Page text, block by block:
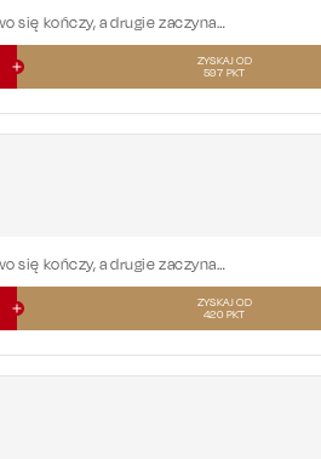
się kończy, a drugie zaczyna…
ZYSKAJ OD
597 PKT
się kończy, a drugie zaczyna…
ZYSKAJ OD
420 PKT